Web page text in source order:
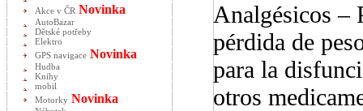
Analgésicos –
pérdida de
para la
otros
Akce v ČR Novinka
AutoBazar
Dětské potřeby
Elektro
GPS navigace Novinka
Hudba
Knihy
mobil
Motorky Novinka